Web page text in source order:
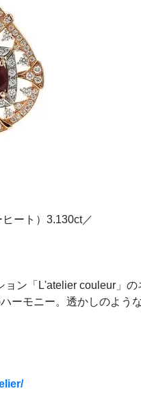
ート）3.130ct／
ン「L'atelier couleur」
ーモニー。透かしのよう